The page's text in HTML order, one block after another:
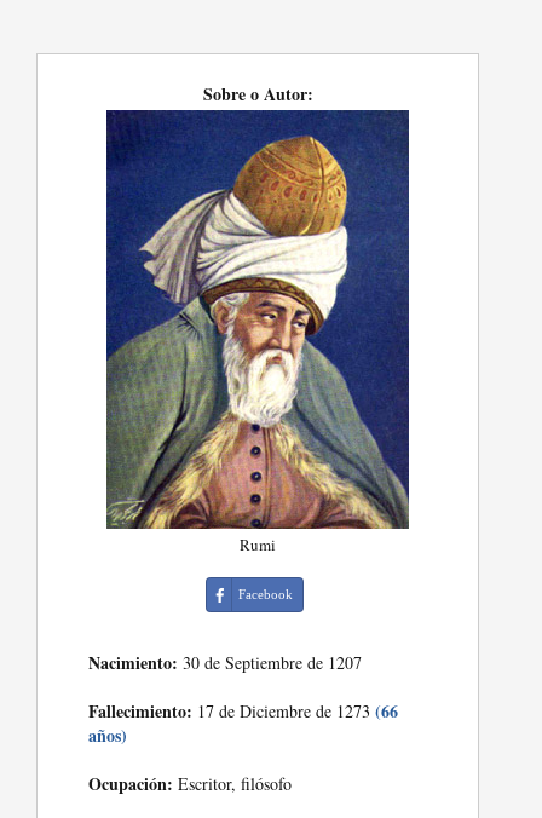
Sobre o Autor:
Rumi
Facebook
Nacimiento: 30 de Septiembre de 1207
Fallecimiento: 17 de Diciembre de 1273(66
años)
Ocupación: Escritor, filósofo